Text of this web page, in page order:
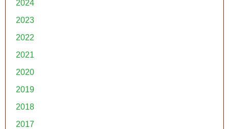
2024
2023
2022
2021
2020
2019
2018
2017